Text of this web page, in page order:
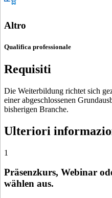
Altro
Qualifica professionale
Requisiti
Die Weiterbildung richtet sich
einer abgeschlossenen
bisherigen Branche.
Ulteriori
1
Präsenzkurs, Webinar
wählen aus.